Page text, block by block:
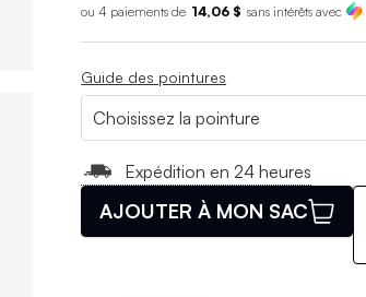
ou 4 paiements de 14,06 $ sans intérêts avec
Guide des pointures
Expédition en 24 heures
AJOUTER À MON SAC